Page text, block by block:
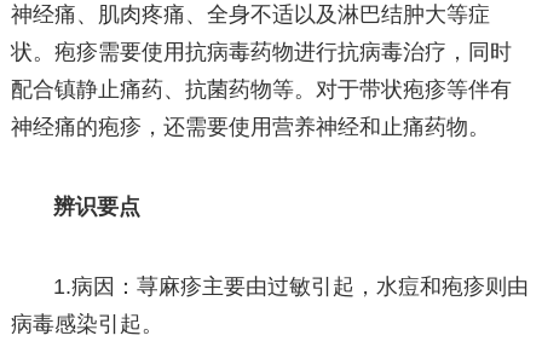
神经痛、肌肉疼痛、全身不适以及淋巴结肿大等症
状。疱疹需要使用抗病毒药物进行抗病毒治疗，同时
配合镇静止痛药、抗菌药物等。对于带状疱疹等伴有
神经痛的疱疹，还需要使用营养神经和止痛药物。
辨识要点
1.病因：荨麻疹主要由过敏引起，水痘和疱疹则由
病毒感染引起。